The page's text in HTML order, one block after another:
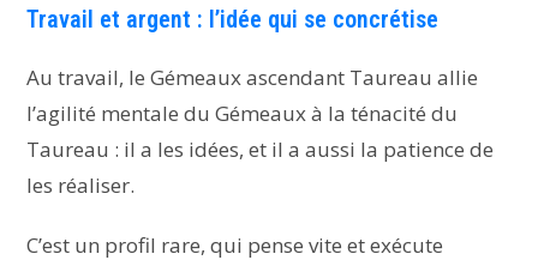
Travail et argent : l’idée qui se concrétise
Au travail, le Gémeaux ascendant Taureau allie
l’agilité mentale du Gémeaux à la ténacité du
Taureau : il a les idées, et il a aussi la patience de
les réaliser.
C’est un profil rare, qui pense vite et exécute